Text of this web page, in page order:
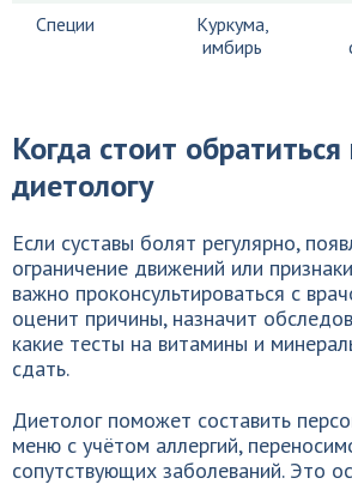
Специи
Куркума,
имбирь
Когда стоит
диетологу
Если суставы болят регулярно,
ограничение движений или
важно проконсультироваться с
оценит причины, назначит
какие тесты на витамины и
сдать.
Диетолог поможет составить
меню с учётом аллергий,
сопутствующих заболеваний. Это